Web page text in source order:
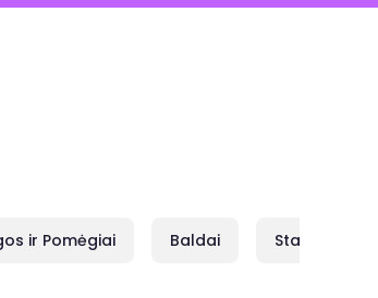
ir Pomėgiai Baldai Statybai